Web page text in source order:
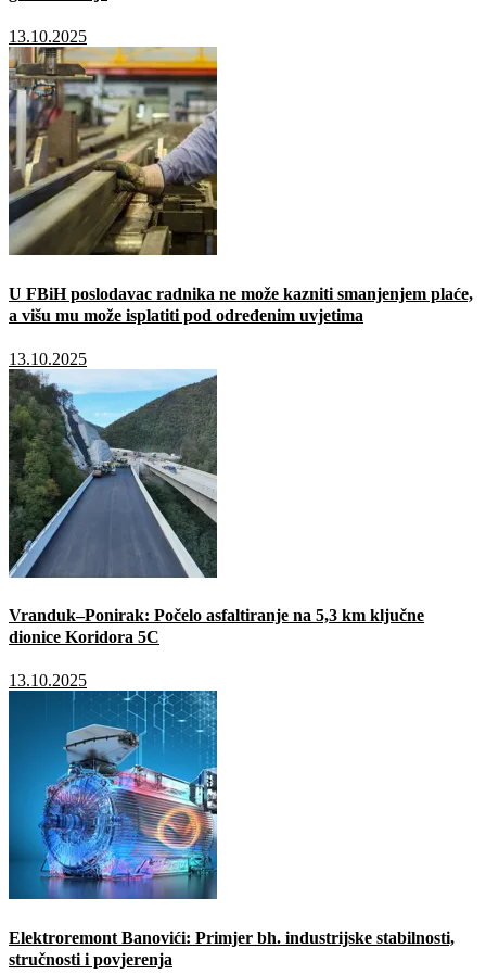
13.10.2025
U FBiH poslodavac radnika ne može kazniti smanjenjem plaće,
a višu mu može isplatiti pod određenim uvjetima
13.10.2025
Vranduk–Ponirak: Počelo asfaltiranje na 5,3 km ključne
dionice Koridora 5C
13.10.2025
Elektroremont Banovići: Primjer bh. industrijske stabilnosti,
stručnosti i povjerenja